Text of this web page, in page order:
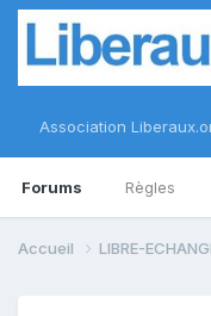
Association
Forums Règles
Accueil LIBRE-